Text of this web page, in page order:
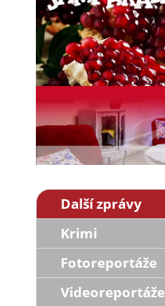
Další zprávy
Krimi
Fotoreportáže
Videoreportáže